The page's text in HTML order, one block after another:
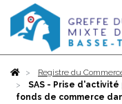
AccueilRegistre du
SAS - Prise
fonds de commerce